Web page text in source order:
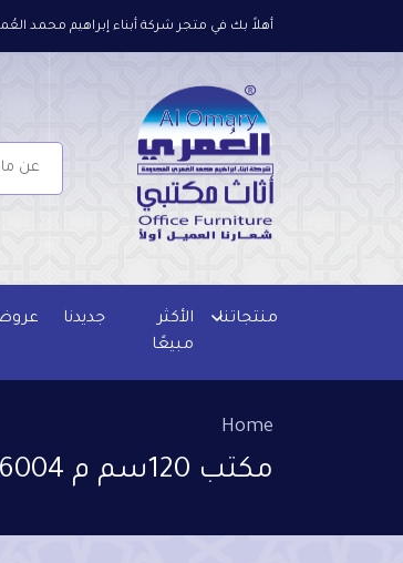
أهلاً بك في متجر شركة أبناء إبراهيم محمد
منتجاتنا
الأكثر
مبيعًا
جديدنا
Home
مكتب 120سم م 6004